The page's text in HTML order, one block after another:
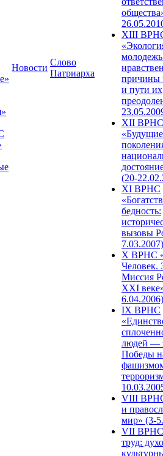
Новости
Слово
Патриарха
XIII
причины
и пути их
XII ВРНС
«Будущие
(20-
XI ВРНС
бедность:
вызовы
7.03.2007)
X ВРНС
Человек.
Миссия
XXI
6.04.2006)
IX ВРНС
людей —
Победы
VIII
и
мир» (3-
VII ВРНС
труд: